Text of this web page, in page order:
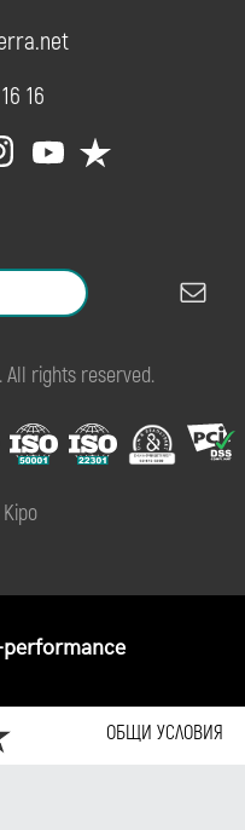
ОБЩИ УСЛОВИЯ
16
rights reserved.
ahead.